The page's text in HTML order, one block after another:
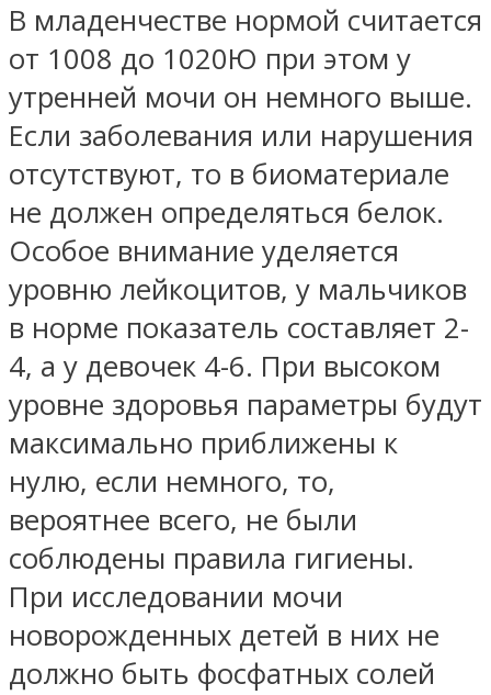
В младенчестве нормой считается
от 1008 до 1020Ю при этом у
утренней мочи он немного выше.
Если заболевания или нарушения
отсутствуют, то в биоматериале
не должен определяться белок.
Особое внимание уделяется
уровню лейкоцитов, у мальчиков
в норме показатель составляет 2-
4, а у девочек 4-6. При высоком
уровне здоровья параметры будут
максимально приближены к
нулю, если немного, то,
вероятнее всего, не были
соблюдены правила гигиены.
При исследовании мочи
новорожденных детей в них не
должно быть фосфатных солей